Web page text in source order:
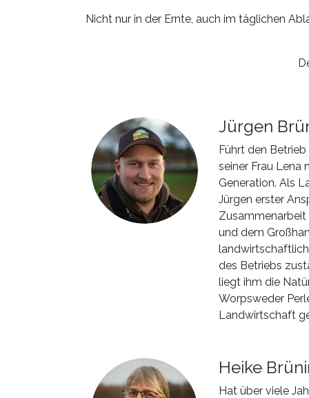
Nicht nur in der Ernte, auch im täglichen
Jürgen
Führt den
seiner Frau Lena
Generation. Als
Jürgen erster
und dem
des Betriebs
liegt ihm die
Worpsweder
Landwirtschaft
Heike
Hat über viele